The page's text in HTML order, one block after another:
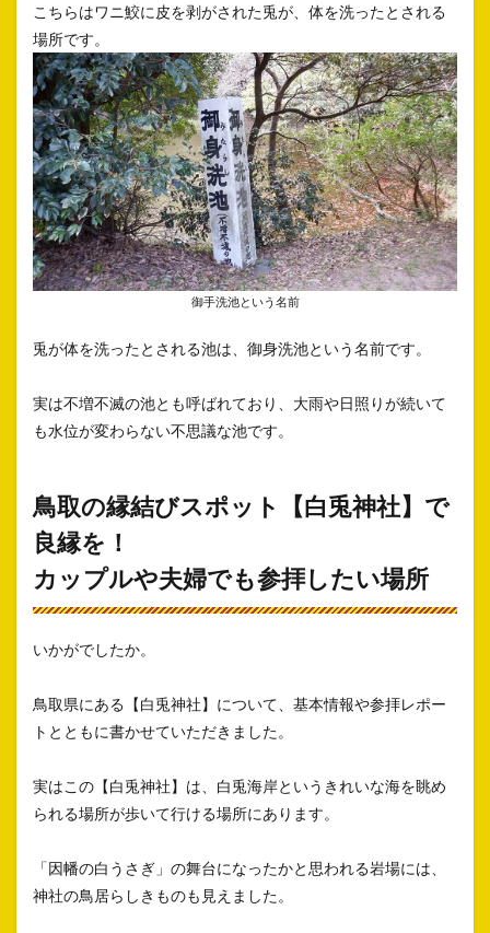
こちらはワニ鮫に皮を剥がされた兎が、体を洗ったとされる
場所です。
御手洗池という名前
兎が体を洗ったとされる池は、御身洗池という名前です。
実は不増不滅の池とも呼ばれており、大雨や日照りが続いて
も水位が変わらない不思議な池です。
鳥取の縁結びスポット【白兎神社】で
良縁を！
カップルや夫婦でも参拝したい場所
いかがでしたか。
鳥取県にある【白兎神社】について、基本情報や参拝レポー
トとともに書かせていただきました。
実はこの【白兎神社】は、白兎海岸というきれいな海を眺め
られる場所が歩いて行ける場所にあります。
「因幡の白うさぎ」の舞台になったかと思われる岩場には、
神社の鳥居らしきものも見えました。